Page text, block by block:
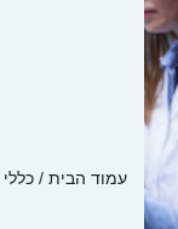
עמוד הבית / כללי